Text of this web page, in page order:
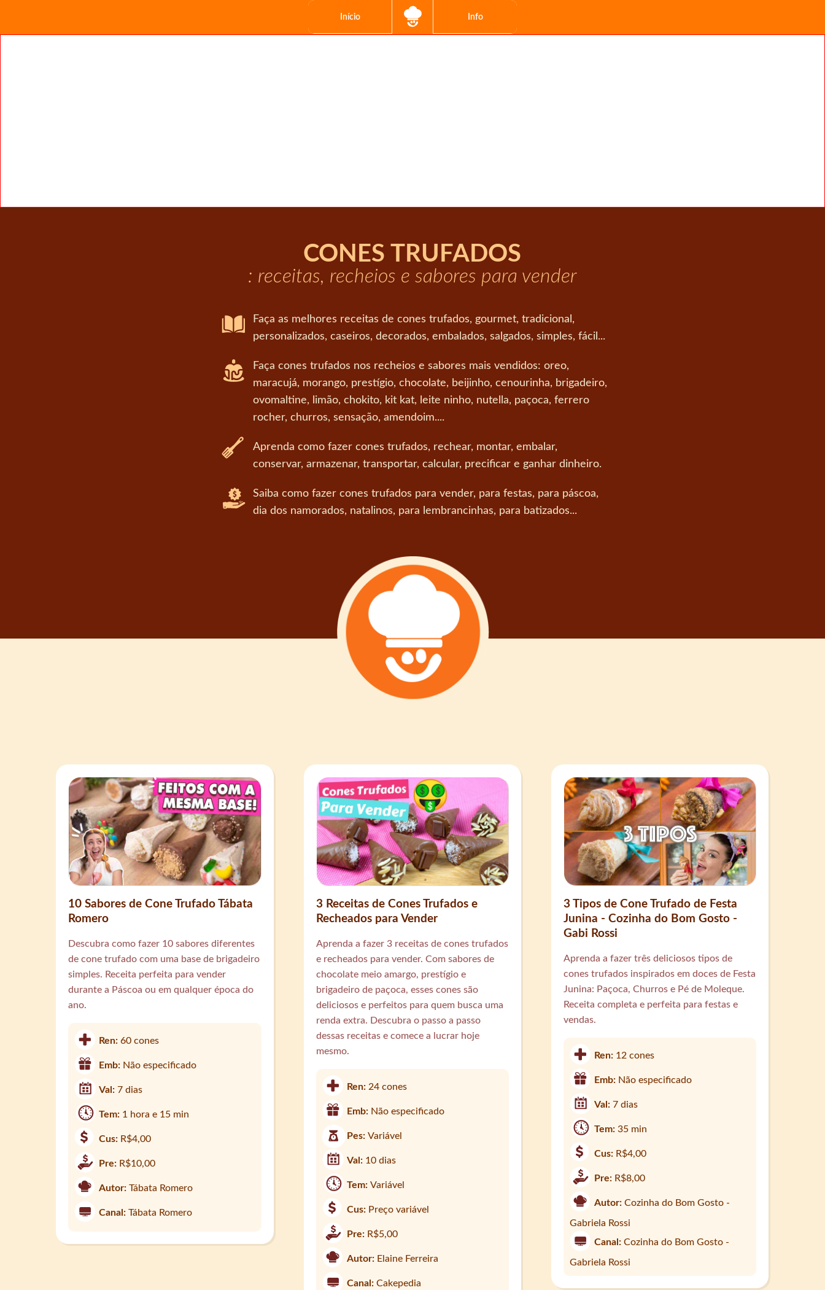
Início Info
CONES TRUFADOS
: receitas, recheios e sabores para vender
Faça as melhores receitas de cones trufados, gourmet, tradicional,
personalizados, caseiros, decorados, embalados, salgados, simples, fácil...
Faça cones trufados nos recheios e sabores mais vendidos: oreo,
maracujá, morango, prestígio, chocolate, beijinho, cenourinha, brigadeiro,
ovomaltine, limão, chokito, kit kat, leite ninho, nutella, paçoca, ferrero
rocher, churros, sensação, amendoim....
Aprenda como fazer cones trufados, rechear, montar, embalar,
conservar, armazenar, transportar, calcular, precificar e ganhar dinheiro.
Saiba como fazer cones trufados para vender, para festas, para páscoa,
dia dos namorados, natalinos, para lembrancinhas, para batizados...
10 Sabores de Cone Trufado Tábata
Romero
Descubra como fazer 10 sabores diferentes
de cone trufado com uma base de brigadeiro
simples. Receita perfeita para vender
durante a Páscoa ou em qualquer época do
ano.
Ren:60 cones
Emb: Não especificado
Val:7 dias
Tem: 1 hora e 15 min
Cus: R$4,00
Pre: R$10,00
Autor: Tábata Romero
Canal: Tábata Romero
3 Receitas de Cones Trufados e
Recheados para Vender
Aprenda a fazer 3 receitas de cones trufados
e recheados para vender. Com sabores de
chocolate meio amargo, prestígio e
brigadeiro de paçoca, esses cones são
deliciosos e perfeitos para quem busca uma
renda extra. Descubra o passo a passo
dessas receitas e comece a lucrar hoje
mesmo.
Ren: 24 cones
Emb: Não especificado
Pes: Variável
Val: 10 dias
Tem: Variável
Cus: Preço variável
Pre: R$5,00
Autor:Elaine Ferreira
Canal:Cakepedia
3 Tipos de Cone Trufado de Festa
Junina - Cozinha do Bom Gosto -
Gabi Rossi
Aprenda a fazer três deliciosos tipos de
cones trufados inspirados em doces de Festa
Junina: Paçoca, Churros e Pé de Moleque.
Receita completa e perfeita para festas e
vendas.
Ren: 12 cones
Emb: Não especificado
Val: 7 dias
Tem: 35 min
Cus: R$4,00
Pre: R$8,00
Autor:Cozinha do Bom Gosto -
Gabriela Rossi
Canal:Cozinha do Bom Gosto -
Gabriela Rossi